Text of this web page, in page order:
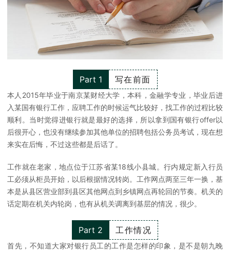
Part 1 写在前面
本人2015年毕业于南京某财经大学，本科，金融学专业，毕业后进
入某国有银行工作，应聘工作的时候运气比较好，找工作的过程比较
顺利。当时觉得进银行就是最好的选择，所以拿到国有银行offer以
后很开心，也没有继续参加其他单位的招聘包括公务员考试，现在想
来实在后悔，不过这些都是后话了。
工作就在老家，地点位于江苏省某18线小县城。行内规定新入行员
工必须从柜员开始，以后根据情况转岗。工作网点两至三年一换，基
本是从县区营业部到县区其他网点到乡镇网点再轮回的节奏。机关的
话定期在机关内轮岗，也有从机关调离到基层的情况，很少。
Part 2 工作情况
首先，不知道大家对银行员工的工作是怎样的印象，是不是朝九晚